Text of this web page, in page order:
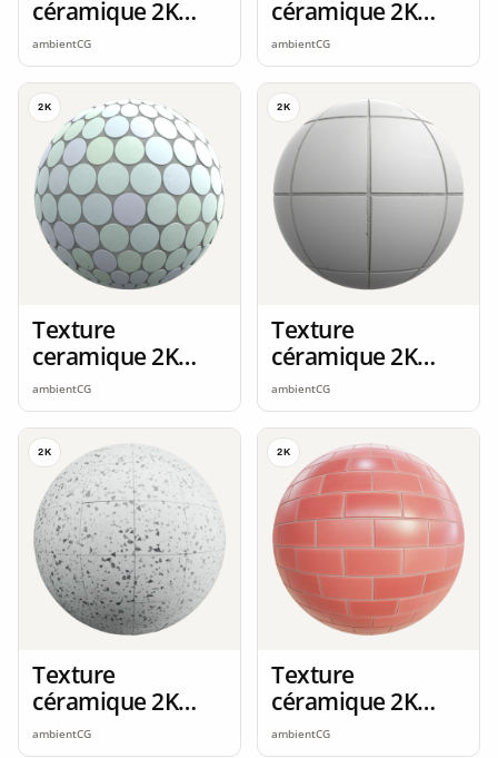
céramique 2K
seamless
ambientCG
céramique 2K
seamless
ambientCG
2K
Texture
ceramique 2K
seamless
ambientCG
2K
Texture
céramique 2K
seamless
ambientCG
2K
Texture
céramique 2K
seamless
ambientCG
2K
Texture
céramique 2K
seamless
ambientCG